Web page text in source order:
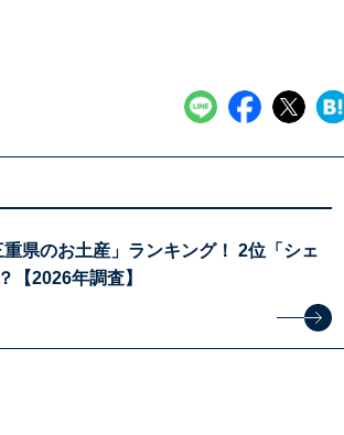
県のお土産」ランキング！ 2位「シェ
【2026年調査】